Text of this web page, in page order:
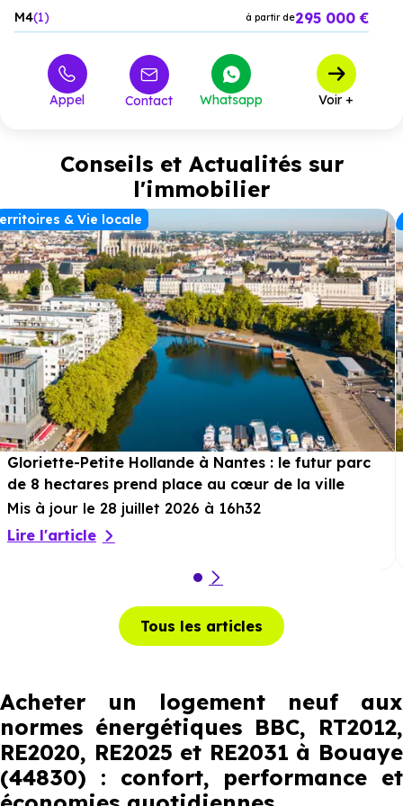
M4 1 à partir de295 000 €
Appel Contact Whatsapp Voir +
Conseils et Actualités sur
l'immobilier
& Vie locale
Gloriette-Petite Hollande à Nantes : le futur parc
de 8 hectares prend place au cœur de la ville
Mis à jour le 28 juillet 2026 à 16h32
Lire l'article
Tous les articles
Acheter un logement neuf aux
normes énergétiques BBC, RT2012,
RE2020, RE2025 et RE2031 à Bouaye
(44830) : confort, performance et